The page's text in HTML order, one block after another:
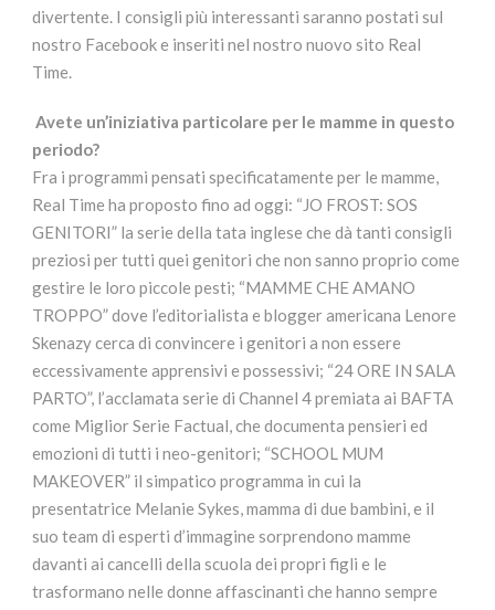
divertente. I consigli più interessanti saranno postati sul
nostro Facebook e inseriti nel nostro nuovo sito Real
Time.
Avete un’iniziativa particolare per le mamme in questo
periodo?
Fra i programmi pensati specificatamente per le mamme,
Real Time ha proposto fino ad oggi: “JO FROST: SOS
GENITORI” la serie della tata inglese che dà tanti consigli
preziosi per tutti quei genitori che non sanno proprio come
gestire le loro piccole pesti; “MAMME CHE AMANO
TROPPO” dove l’editorialista e blogger americana Lenore
Skenazy cerca di convincere i genitori a non essere
eccessivamente apprensivi e possessivi; “24 ORE IN SALA
PARTO”, l’acclamata serie di Channel 4 premiata ai BAFTA
come Miglior Serie Factual, che documenta pensieri ed
emozioni di tutti i neo-genitori; “SCHOOL MUM
MAKEOVER” il simpatico programma in cui la
presentatrice Melanie Sykes, mamma di due bambini, e il
suo team di esperti d’immagine sorprendono mamme
davanti ai cancelli della scuola dei propri figli e le
trasformano nelle donne affascinanti che hanno sempre